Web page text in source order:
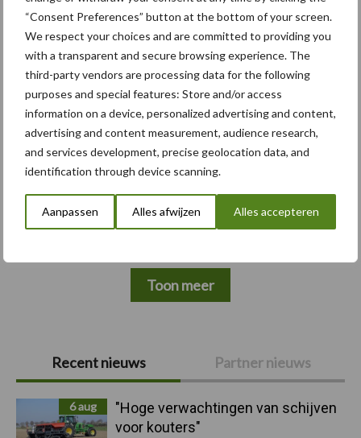
“Consent Preferences” button at the bottom of your screen.
We respect your choices and are committed to providing you
with a transparent and secure browsing experience. The
third-party vendors are processing data for the following
purposes and special features: Store and/or access
information on a device, personalized advertising and content,
advertising and content measurement, audience research,
and services development, precise geolocation data, and
identification through device scanning.
Aanpassen Alles afwijzen Alles accepteren
Primaire
Sidebar
Recent nieuws Partner nieuws
6 aug
"Hoge verwachtingen van schijven
voor kouters"
Themapagina's
Bemesting Gewas & ruwvoer Loonwerk
Beregening /
Irrigatie
Toon meer